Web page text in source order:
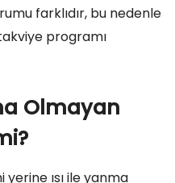
farklıdır, bu nedenle
programı
Olmayan
yerine ısı ile yanma